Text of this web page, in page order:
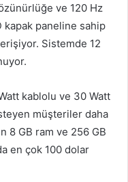
ve 120 Hz
kapak paneline sahip
Sistemde 12
kablolu ve 30 Watt
müşteriler daha
8 GB ram ve 256 GB
en çok 100 dolar